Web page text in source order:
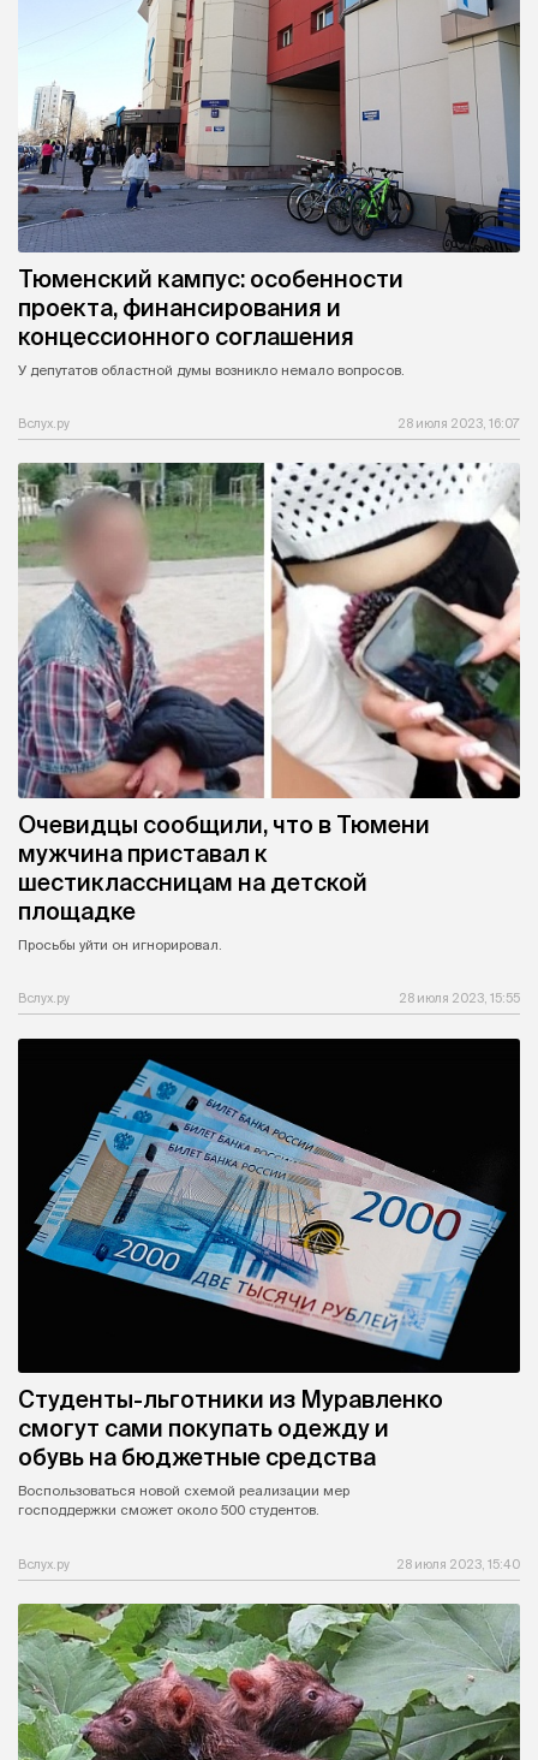
Тюменский кампус: особенности
проекта, финансирования и
концессионного соглашения
У депутатов областной думы возникло немало вопросов.
Вслух.ру 28 июля 2023, 16:07
Очевидцы сообщили, что в Тюмени
мужчина приставал к
шестиклассницам на детской
площадке
Просьбы уйти он игнорировал.
Вслух.ру 28 июля 2023, 15:55
Студенты-льготники из Муравленко
смогут сами покупать одежду и
обувь на бюджетные средства
Воспользоваться новой схемой реализации мер
господдержки сможет около 500 студентов.
Вслух.ру 28 июля 2023, 15:40